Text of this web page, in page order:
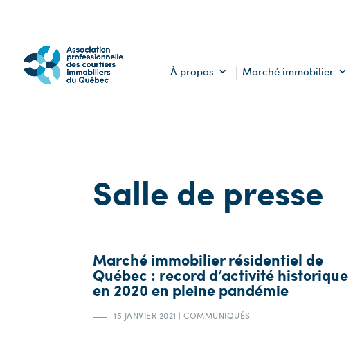
À propos Marché immobilier
Salle de presse
Marché immobilier résidentiel de
Québec : record d’activité historique
en 2020 en pleine pandémie
15 JANVIER 2021 | COMMUNIQUÉS